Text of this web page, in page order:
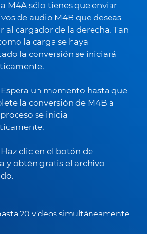
M4A sólo tienes que enviar
de audio M4B que deseas
al cargador de la derecha. Tan
la carga se haya
la conversión se iniciará
Espera un momento hasta que
la conversión de M4B a
se inicia
Haz clic en el botón de
y obtén gratis el archivo
20 vídeos simultáneamente.